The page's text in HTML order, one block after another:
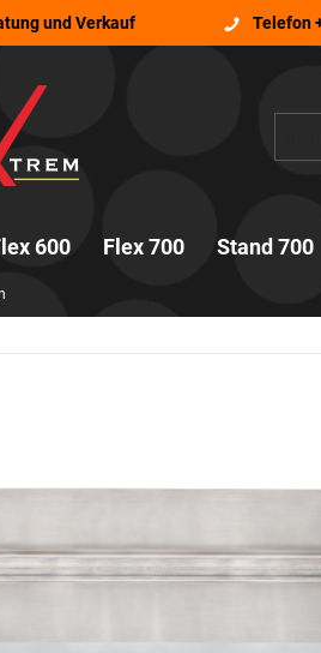
und Verkauf Telefon
600 Flex 700 Stand 700